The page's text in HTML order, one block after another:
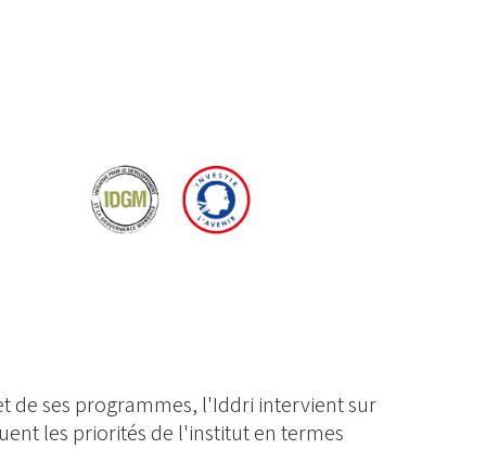
de ses programmes, l'Iddri intervient sur
les priorités de l'institut en termes